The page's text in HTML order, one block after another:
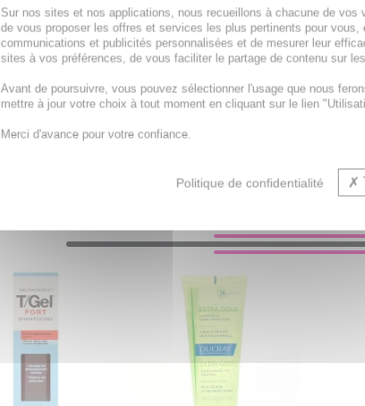
Sur nos sites et nos applications, nous recueillons à chacune de
de vous proposer les offres et services les plus pertinents pour
communications et publicités personnalisées et de mesurer leur
sites à vos préférences, de vous faciliter le partage de contenu sur
Avant de poursuivre, vous pouvez sélectionner l'usage que nous
mettre à jour votre choix à tout moment en cliquant sur le lien
Merci d'avance pour votre confiance.
Politique de confidentialité